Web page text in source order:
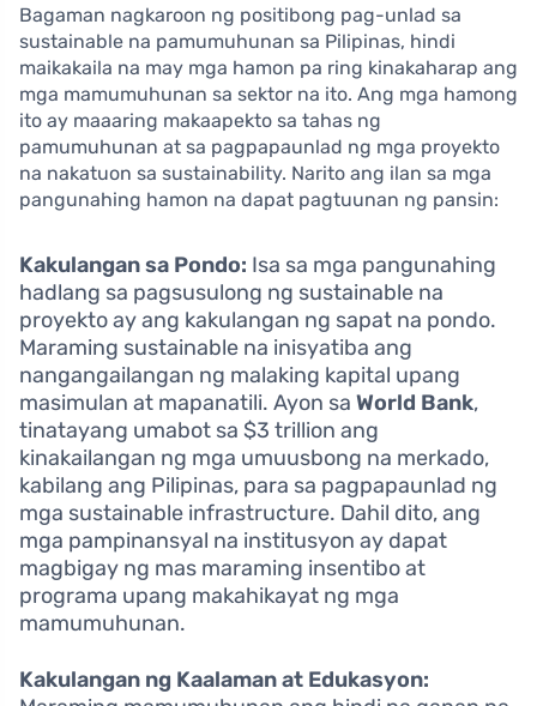
Bagaman nagkaroon ng positibong pag-unlad sa
sustainable na pamumuhunan sa Pilipinas, hindi
maikakaila na may mga hamon pa ring kinakaharap ang
mga mamumuhunan sa sektor na ito. Ang mga hamong
ito ay maaaring makaapekto sa tahas ng
pamumuhunan at sa pagpapaunlad ng mga proyekto
na nakatuon sa sustainability. Narito ang ilan sa mga
pangunahing hamon na dapat pagtuunan ng pansin:
Kakulangan sa Pondo: Isa sa mga pangunahing
hadlang sa pagsusulong ng sustainable na
proyekto ay ang kakulangan ng sapat na pondo.
Maraming sustainable na inisyatiba ang
nangangailangan ng malaking kapital upang
masimulan at mapanatili. Ayon sa World Bank,
tinatayang umabot sa $3 trillion ang
kinakailangan ng mga umuusbong na merkado,
kabilang ang Pilipinas, para sa pagpapaunlad ng
mga sustainable infrastructure. Dahil dito, ang
mga pampinansyal na institusyon ay dapat
magbigay ng mas maraming insentibo at
programa upang makahikayat ng mga
mamumuhunan.
Kakulangan ng Kaalaman at Edukasyon: